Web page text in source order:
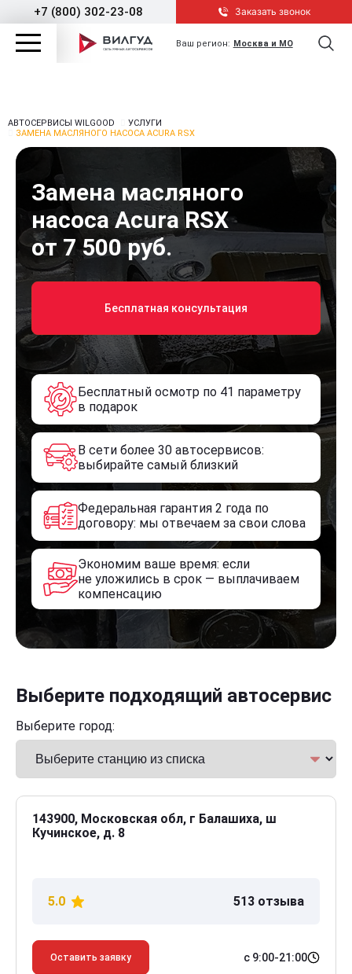
+7 (800) 302-23-08 Заказать звонок
Ваш регион: Москва и МО
АВТОСЕРВИСЫ WILGOOD
УСЛУГИ
ЗАМЕНА МАСЛЯНОГО НАСОСА ACURA RSX
Замена масляного
насоса Acura RSX
от 7 500 руб.
Бесплатная консультация
Бесплатный осмотр по 41 параметру
в подарок
В сети более 30 автосервисов:
выбирайте самый близкий
Федеральная гарантия 2 года по
договору: мы отвечаем за свои слова
Экономим ваше время: если
не уложились в срок — выплачиваем
компенсацию
Выберите подходящий автосервис
Выберите город:
143900, Московская обл, г Балашиха, ш
Кучинское, д. 8
5.0 513 отзыва
Оставить заявку с 9:00-21:00